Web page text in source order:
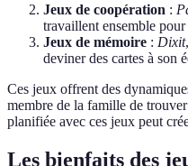
Jeux de coopération :
travaillent ensemble
Jeux de mémoire : Dixit
deviner des cartes à son
Ces jeux offrent des
membre de la famille de
planifiée avec ces jeux peut
Les bienfaits des